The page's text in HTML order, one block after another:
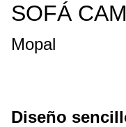
SOFÁ
Mopal
Diseño